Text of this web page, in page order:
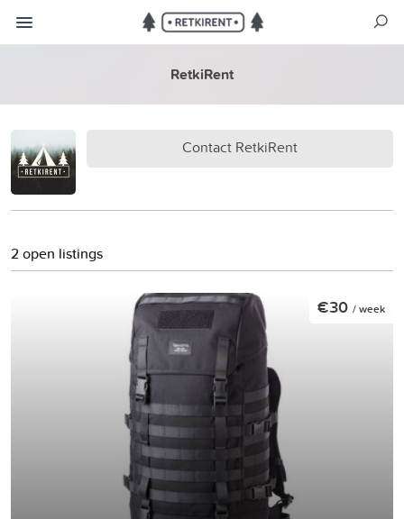
RetkiRent
Contact RetkiRent
2 open listings
€30 / week